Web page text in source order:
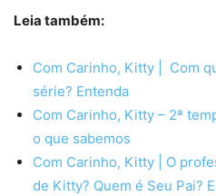
Leia também:
Com Carinho, Kitty | Com
série? Entenda
Com Carinho, Kitty – 2ª
o que sabemos
Com Carinho, Kitty | O
de Kitty? Quem é Seu Pai?